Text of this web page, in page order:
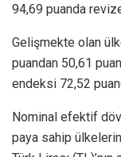
94,69 puanda
Gelişmekte olan
puandan 50,61
endeksi 72,52
Nominal efektif
paya sahip